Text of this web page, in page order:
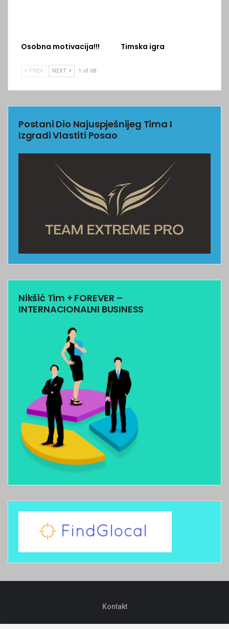
Osobna motivacija!!! Timska igra
PREV NEXT 1 of 68
Postani Dio Najuspješnijeg Tima I
Izgradi Vlastiti Posao
Nikšić Tim + FOREVER –
INTERNACIONALNI BUSINESS
Kontakt